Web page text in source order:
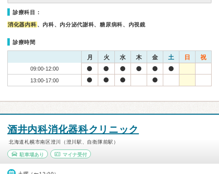
診療科目：
消化器内科 、内科、内分泌代謝科、糖尿病科、内視鏡
診療時間
月 火 水 木 金 土 日 祝
09:00-12:00
13:00-17:00
酒井内科消化器科クリニック
北海道札幌市南区澄川（澄川駅、自衛隊前駅）
駐車場あり マイナ受付